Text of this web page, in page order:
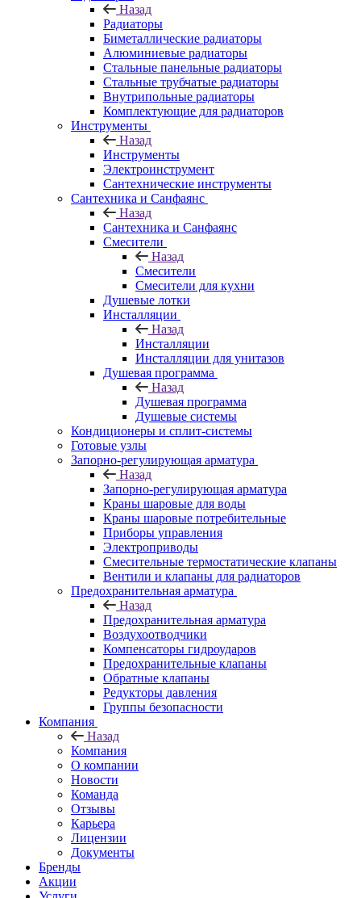
Назад
Радиаторы
Биметаллические радиаторы
Алюминиевые радиаторы
Стальные панельные радиаторы
Стальные трубчатые радиаторы
Внутрипольные радиаторы
Комплектующие для радиаторов
Инструменты
Назад
Инструменты
Электроинструмент
Сантехнические инструменты
Сантехника и Санфаянс
Назад
Сантехника и Санфаянс
Смесители
Назад
Смесители
Смесители для кухни
Душевые лотки
Инсталляции
Назад
Инсталляции
Инсталляции для унитазов
Душевая программа
Назад
Душевая программа
Душевые системы
Кондиционеры и сплит-системы
Готовые узлы
Запорно-регулирующая арматура
Назад
Запорно-регулирующая арматура
Краны шаровые для воды
Краны шаровые потребительные
Приборы управления
Электроприводы
Смесительные термостатические клапаны
Вентили и клапаны для радиаторов
Предохранительная арматура
Назад
Предохранительная арматура
Воздухоотводчики
Компенсаторы гидроударов
Предохранительные клапаны
Обратные клапаны
Редукторы давления
Группы безопасности
Компания
Назад
Компания
О компании
Новости
Команда
Отзывы
Карьера
Лицензии
Документы
Бренды
Акции